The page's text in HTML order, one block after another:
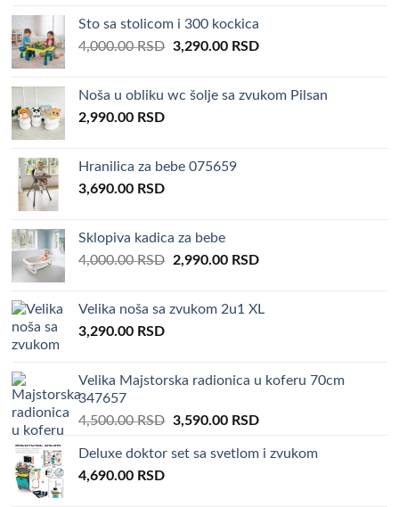
Sto sa stolicom i 300 kockica
4,000.00RSD Original
4,000.00 RSD.
3,290.00 RSDCurrent
3,290.00 RSD.
Noša u obliku wc šolje sa zvukom Pilsan
2,990.00 RSD
Hranilica za bebe 075659
3,690.00 RSD
Sklopiva kadica za bebe
4,000.00RSD Original
4,000.00 RSD.
2,990.00 RSDCurrent
2,990.00 RSD.
Velika noša sa zvukom 2u1 XL
3,290.00 RSD
Velika Majstorska radionica u koferu 70cm
347657
4,500.00RSD Original
was:
3,590.00 RSDCurrent
is:
Deluxe doktor set sa svetlom i zvukom
4,690.00 RSD